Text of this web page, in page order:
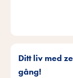
Ditt liv med
gång!